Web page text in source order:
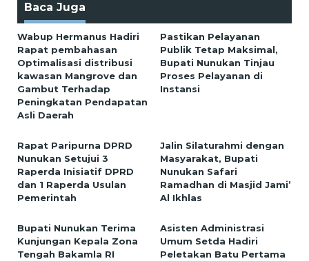
Baca Juga
Wabup Hermanus Hadiri
Rapat pembahasan
Optimalisasi distribusi
kawasan Mangrove dan
Gambut Terhadap
Peningkatan Pendapatan
Asli Daerah
Pastikan Pelayanan
Publik Tetap Maksimal,
Bupati Nunukan Tinjau
Proses Pelayanan di
Instansi
Rapat Paripurna DPRD
Nunukan Setujui 3
Raperda Inisiatif DPRD
dan 1 Raperda Usulan
Pemerintah
Jalin Silaturahmi dengan
Masyarakat, Bupati
Nunukan Safari
Ramadhan di Masjid Jami’
Al Ikhlas
Bupati Nunukan Terima
Kunjungan Kepala Zona
Tengah Bakamla RI
Asisten Administrasi
Umum Setda Hadiri
Peletakan Batu Pertama